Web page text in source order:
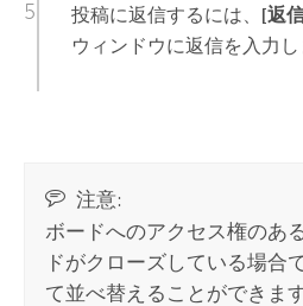
投稿に返信するには、 [返
ウィンドウに返信を入力し
注意:
ボードへのアクセス権のあ
ドがクローズしている場合
て並べ替えることができます